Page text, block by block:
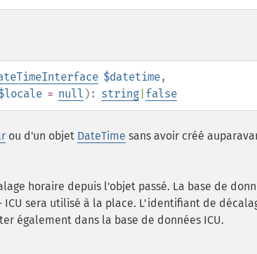
$datetime,
= null ): string false
ou d'un objet DateTime sans avoir créé
horaire depuis l'objet passé. La base de
ICU sera utilisé à la place. L'identifiant de
également dans la base de données ICU.